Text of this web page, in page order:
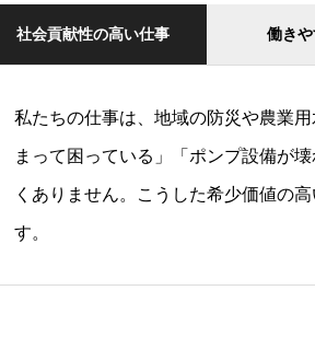
社会貢献性の高い仕事 働き
私たちの仕事は、地域の防災や農業
まって困っている」「ポンプ設備が
くありません。こうした希少価値の
す。